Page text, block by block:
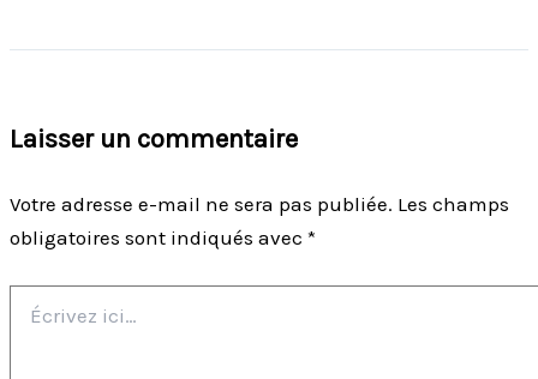
Laisser un commentaire
Votre adresse e-mail ne sera pas publiée. Les champs
obligatoires sont indiqués avec *
ici…